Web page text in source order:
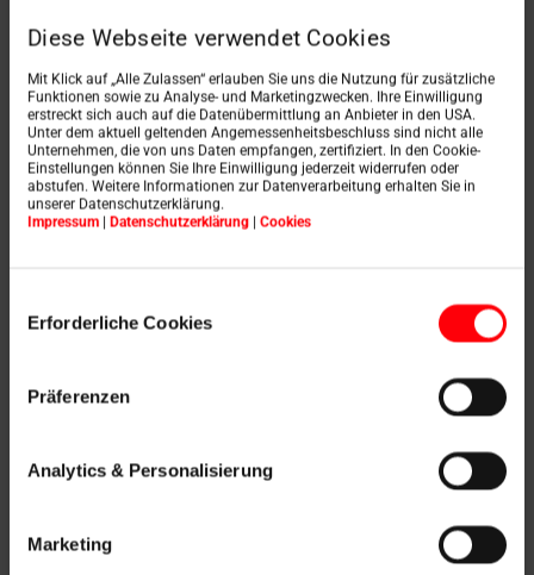
Diese Webseite verwendet Cookies
Mit Klick auf „Alle Zulassen“ erlauben Sie uns die Nutzung für zusätzliche
Funktionen sowie zu Analyse- und Marketingzwecken. Ihre Einwilligung
erstreckt sich auch auf die Datenübermittlung an Anbieter in den USA.
Unter dem aktuell geltenden Angemessenheitsbeschluss sind nicht alle
Unternehmen, die von uns Daten empfangen, zertifiziert. In den Cookie-
Einstellungen können Sie Ihre Einwilligung jederzeit widerrufen oder
abstufen. Weitere Informationen zur Datenverarbeitung erhalten Sie in
unserer Datenschutzerklärung.
Impressum | Datenschutzerklärung | Cookies
Erforderliche Cookies
Präferenzen
Analytics & Personalisierung
Marketing
geschlossenhalten und nur früh am Morgen bzw.
spätabends grosszügig lüften. Sorgen Sie dabei für
reichlich Durchzug. So gelangt die k alte Luft vom
Keller bis ins Dachgeschoss– insgesamt erhalten Sie
so erträglichere Raumtemperaturen.
ganz nebenbei vermeiden Sie auch noch
sogar. Als Faustregel gilt: Öffnen Sie im
Sommermonaten darf es morgens auch gerne
länger sein. Die Fenster nur zu kippen, ist dabei
nicht besonders effizient, am besten öffnen Sie
diese so weit wie möglich.